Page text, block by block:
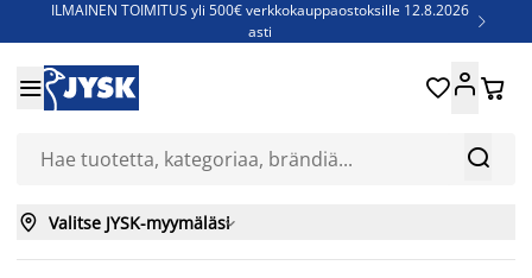
ILMAINEN TOIMITUS yli 500€ verkkokauppaostoksille 12.8.2026
asti

Jenkkisänkyjä - Säästä jopa 60%


 
 Valitse JYSK-myymäläsi